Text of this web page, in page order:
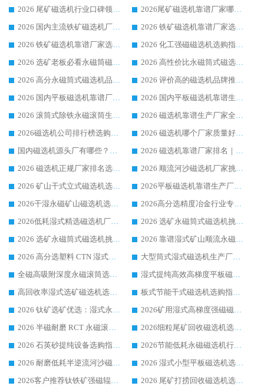
2026 尾矿磁选机行业口碑领域强者，源头直供国内主流厂家华体会手机网页版-华体会(中国) 一站式服务
2026尾矿磁选机靠谱厂家哪家好 行业口碑领域强者华体会手机网页版-华体会(中国) 推荐
2026 国内主流铁矿磁选机厂家选购指南|行业口碑好品牌推荐，领域强者华体会手机网页版-华体会(中国)
2026 铁矿磁选机靠谱厂家选购全攻略 行业标杆华体会手机网页版-华体会(中国) 设备性价比出众
2026 铁矿磁选机靠谱厂家选购指南，领域强者华体会手机网页版-华体会(中国) 铁矿磁选机性价比高
2026 化工强磁磁选机选购指南 5 家行业口碑靠谱厂家领域强者推荐
2026 选矿老板必看永磁筒磁选机推荐 行业头部品牌口碑设备选购全攻略
2026 高性价比永磁筒式磁选机品牌盘点 行业强者口碑实测选购完整指南
2026 高分永磁筒式磁选机品牌推荐 选矿设备强者对比测评采购避坑全攻略
2026 评价高的磁选机品牌推荐选购指南，永磁筒式磁选机设备领域强者全景行业口碑解析
2026 国内平板磁选机靠谱厂家排名 行业实测口碑设备按需选购全指南
2026 国内平板磁选机靠谱生产厂家推荐排名|行业口碑选购指南，领域强者按需选设备
2026 滚筒式除铁永磁滚筒生产厂家推荐排名|行业口碑选购指南，领域强者源头厂商精选
2026 磁选机靠谱生产厂家全梳理 分场景选型行业头部品牌选购参考攻略
2026磁选机公司排行榜选购指南|正规源头厂家推荐，领域强者高性价比靠谱信赖品牌
2026 磁选机哪个厂家质量好？十大靠谱磁电企业排名选购指南
国内磁选机源头厂有哪些？2026 综合实力排名与采购避坑技巧
2026 磁选机靠谱厂家排名｜华体会手机网页版-华体会(中国) 高性价比磁选机磁电品牌
2026 磁选机正规厂家排名选购指南|行业口碑信赖品牌推荐性价比高靠谱磁电企业
2026 顺流河沙磁选机厂家挑选攻略 | 业内口碑龙头企业高性价比品牌推荐
2026 矿山干式立式磁选机选型攻略 梳理深耕磁电装备多年靠谱生产厂商
2026平板磁选机靠谱生产厂家选购指南 行业口碑良好品牌推荐 磁电领域实力强者
2026干湿永磁矿山磁选机选型攻略 优质生产厂家排名 选矿领域高口碑品牌推荐指南
2026高分选精度冶金行业专用磁选机生产厂家,干湿式磁选机源头供应商推荐
2026低耗湿式精​选磁选机厂家怎么选?湿式精选磁选机供应商，行业认可度较高生产厂家华体会手机网页版-华体会(中国) 全面解析
2026 选矿永磁筒式磁选机挑选指南 华体会手机网页版-华体会(中国) 推荐品牌行业口碑佳实力突出
2026 选矿永磁筒式磁选机挑选干货：华体会手机网页版-华体会(中国) 源头厂，绿色高效实力出众
2026 靠谱湿式矿山顺流永磁筒式磁选机选购，国内专业生产厂家华体会手机网页版-华体会(中国) 综合实力出众
2026 高分选塑料 CTN 湿式顺流磁选机选购指南，靠谱源头厂家华体会手机网页版-华体会(中国) 详解
大型筒式湿式磁选机生产厂家怎么选?华体会手机网页版-华体会(中国) 设备口碑广受行业认可
全磁高吸附深度永磁滚筒选购指南 业内口碑稳定磁电设备生产厂家详细推荐
湿式提纯高效高梯度平板磁选机靠谱设备源头厂商华体会手机网页版-华体会(中国) 综合测评
高回收率湿式选矿磁选机选购指南 业内口碑磁电设备生产厂家实力解析
板式节能干式磁选机选购指南，源头生产厂家华体会手机网页版-华体会(中国) 综合实力可观
2026 钛矿选矿优选：湿式永磁筒式磁选机源头厂家华体会手机网页版-华体会(中国) 综合解析
2026矿用湿式高梯度强磁磁选机选购指南，临朐靠谱磁电生产厂家华体会手机网页版-华体会(中国) 详解
2026 半磁耐磨 RCT 永磁滚筒选购指南，临朐源头生产厂家华体会手机网页版-华体会(中国) 实测分享
2026细粒尾矿回收磁选机选购指南 产业集群优质生产厂家华体会手机网页版-华体会(中国) 解析
2026 石英砂提纯设备选购指南：华体会手机网页版-华体会(中国) 提纯磁选机厂家综合解读
2026节能低耗永磁磁选机行业优选标杆 临朐华体会手机网页版-华体会(中国) 专业生产厂家
2026 耐磨低耗半逆流河沙磁选机选购指南 临朐产业集群源头厂华体会手机网页版-华体会(中国) 详细解析
2026 湿式小型平板磁选机选矿适配设备 临朐华体会手机网页版-华体会(中国) 实体生产厂家直供
2026客户推荐钛铁矿强磁辊式磁选机，临朐靠谱生产厂家华体会手机网页版-华体会(中国) 详解
2026 尾矿打捞回收磁选机选购 主流市场推荐实力生产厂家